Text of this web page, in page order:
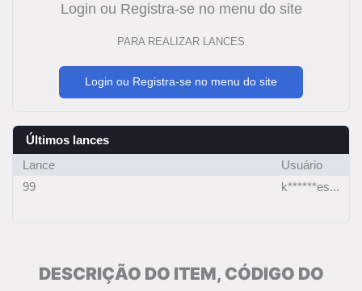
Login ou Registra-se no menu do site
PARA REALIZAR LANCES
Login ou Registra-se no menu do site
Últimos lances
Lance
Usuário
99
k******es...
DESCRIÇÃO DO ITEM, CÓDIGO DO